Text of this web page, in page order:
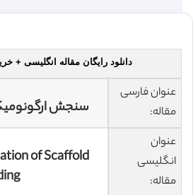
دانلود رایگان مقاله انگلیسی +
عنوان فارسی
مقاله:
سنجش
عنوان
انگلیسی
مقاله:
of Scaffold